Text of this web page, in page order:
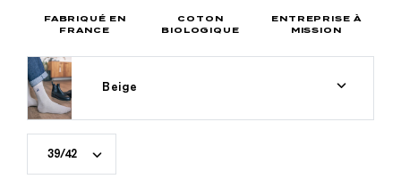
FABRIQUÉ EN
FRANCE
COTON
BIOLOGIQUE
ENTREPRISE À
MISSION
Beige
39/42